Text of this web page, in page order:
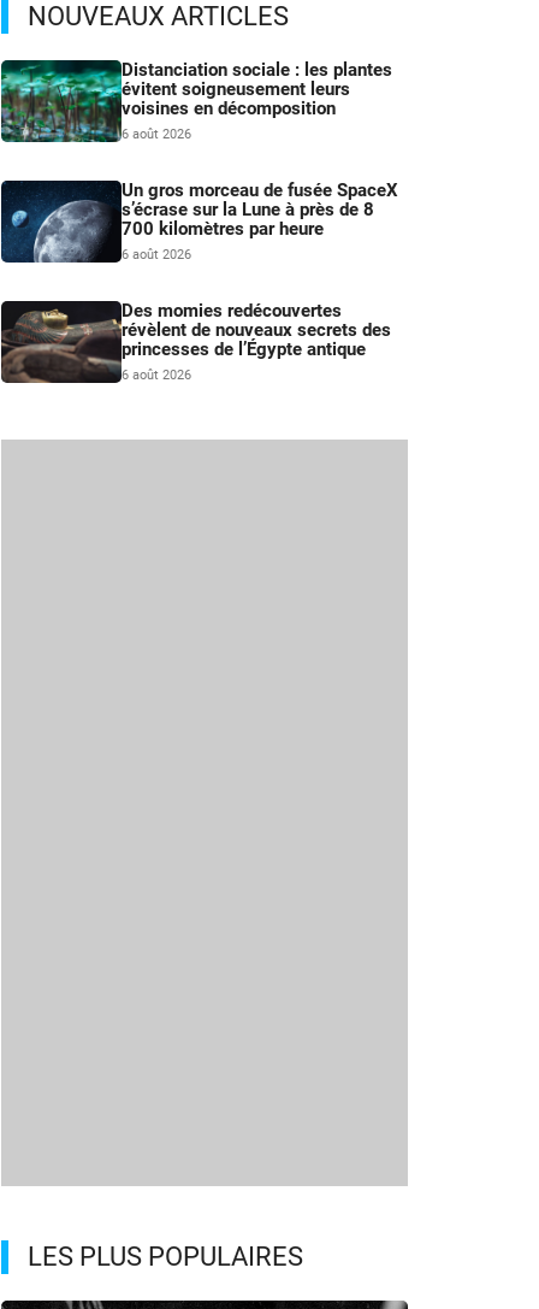
NOUVEAUX ARTICLES
Distanciation sociale : les plantes
évitent soigneusement leurs
voisines en décomposition
6 août 2026
Un gros morceau de fusée SpaceX
s’écrase sur la Lune à près de 8
700 kilomètres par heure
6 août 2026
Des momies redécouvertes
révèlent de nouveaux secrets des
princesses de l’Égypte antique
6 août 2026
LES PLUS POPULAIRES